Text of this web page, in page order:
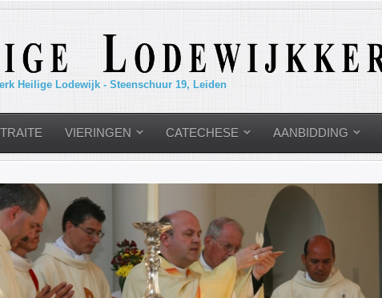
Heilige Lodewijk - Steenschuur 19, Leiden
VIERINGEN CATECHESE AANBIDDING